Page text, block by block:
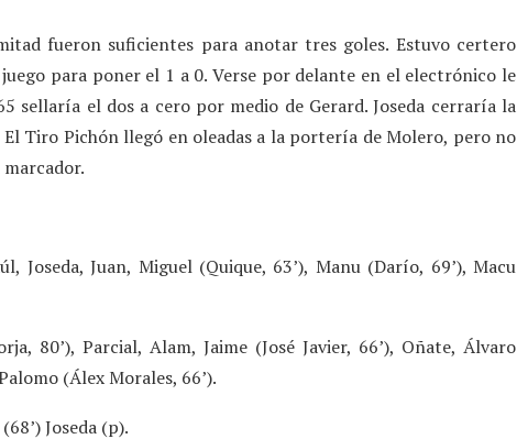
fueron suficientes para anotar tres goles. Estuvo certero
para poner el 1 a 0. Verse por delante en el electrónico le
sellaría el dos a cero por medio de Gerard. Joseda cerraría la
Tiro Pichón llegó en oleadas a la portería de Molero, pero no
Joseda, Juan, Miguel (Quique, 63’), Manu (Darío, 69’), Macu
80’), Parcial, Alam, Jaime (José Javier, 66’), Oñate, Álvaro
(Álex Morales, 66’).
Joseda (p).